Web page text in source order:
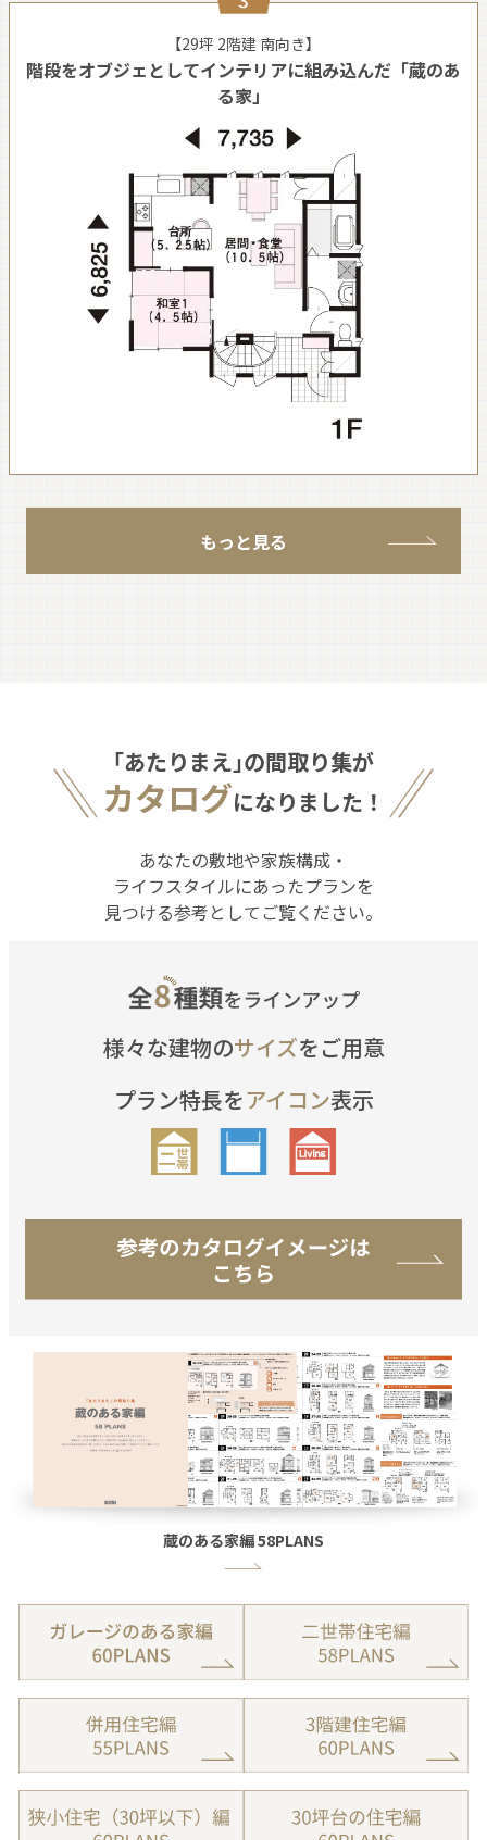
【29坪 2階建 南向き】
階段をオブジェとしてインテリアに組み込んだ「蔵のあ
る家」
もっと見る
｢あたりまえ｣の間取り集が
カタログになりました！
あなたの敷地や家族構成・
ライフスタイルにあったプランを
見つける参考としてご覧ください。
様々な建物のサイズをご用意
プラン特長をアイコン表示
蔵のある家編 58PLANS